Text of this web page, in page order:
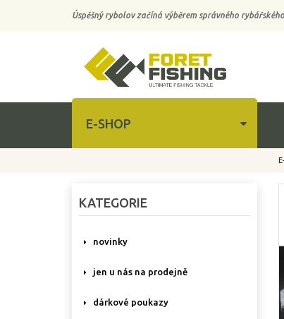
Úspěšný rybolov začíná výběrem správného
E-SHOP
KATEGORIE
novinky
jen u nás na prodejně
dárkové poukazy